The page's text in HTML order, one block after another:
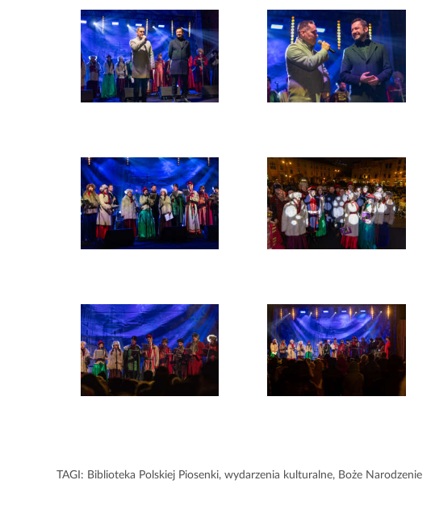
TAGI: Biblioteka Polskiej Piosenki, wydarzenia kulturalne, Boże Narodzenie